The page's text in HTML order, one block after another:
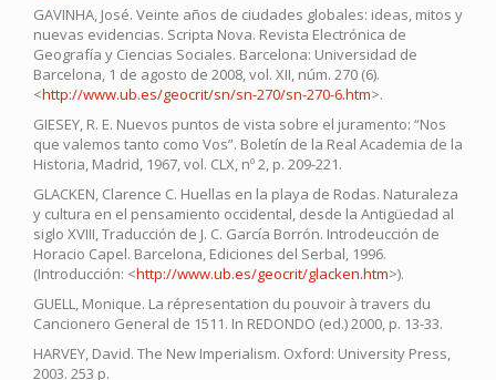
GAVINHA, José. Veinte años de ciudades globales: ideas, mitos y
nuevas evidencias. Scripta Nova. Revista Electrónica de
Geografía y Ciencias Sociales. Barcelona: Universidad de
Barcelona, 1 de agosto de 2008, vol. XII, núm. 270 (6).
<http://www.ub.es/geocrit/sn/sn-270/sn-270-6.htm>.
GIESEY, R. E. Nuevos puntos de vista sobre el juramento: “Nos
que valemos tanto como Vos”. Boletín de la Real Academia de la
Historia, Madrid, 1967, vol. CLX, nº 2, p. 209-221.
GLACKEN, Clarence C. Huellas en la playa de Rodas. Naturaleza
y cultura en el pensamiento occidental, desde la Antigüedad al
siglo XVIII, Traducción de J. C. García Borrón. Introdeucción de
Horacio Capel. Barcelona, Ediciones del Serbal, 1996.
(Introducción: <http://www.ub.es/geocrit/glacken.htm>).
GUELL, Monique. La répresentation du pouvoir à travers du
Cancionero General de 1511. In REDONDO (ed.) 2000, p. 13-33.
HARVEY, David. The New Imperialism. Oxford: University Press,
2003. 253 p.